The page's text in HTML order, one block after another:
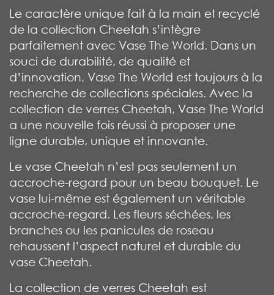
Le caractère unique fait à la main et recyclé
de la collection Cheetah s’intègre
parfaitement avec Vase The World. Dans un
souci de durabilité, de qualité et
d’innovation, Vase The World est toujours à la
recherche de collections spéciales. Avec la
collection de verres Cheetah, Vase The World
a une nouvelle fois réussi à proposer une
ligne durable, unique et innovante.
Le vase Cheetah n’est pas seulement un
accroche-regard pour un beau bouquet. Le
vase lui-même est également un véritable
accroche-regard. Les fleurs séchées, les
branches ou les panicules de roseau
rehaussent l’aspect naturel et durable du
vase Cheetah.
La collection de verres Cheetah est